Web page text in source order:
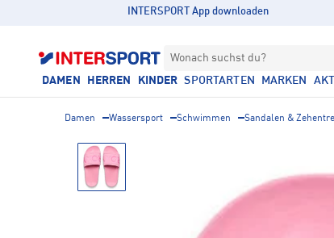
INTERSPORT App downloaden
Wonach suchst du?
DAMEN HERREN KINDER SPORTARTEN MARKEN
Damen Wassersport Schwimmen Sandalen &